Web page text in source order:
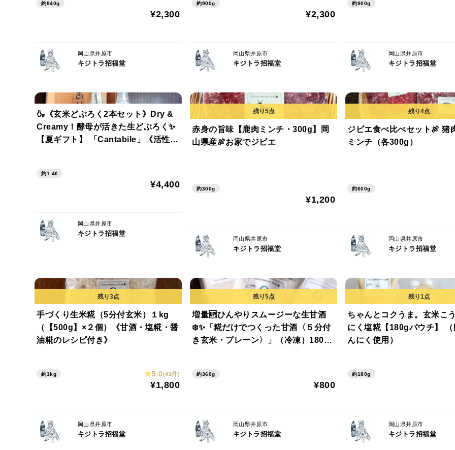
肉や魚を漬け込むと驚くほど身がふっく
す。ローストや煮込み、スープの下味、
にんにく醤油糀の使用量：素材の重量の
10g）
内容量:200g
★加熱処理をせず麹菌が生きた状態です
約840g
¥2,300
岡山県井原市
キジトラ招福堂
約900g
¥2,300
岡山県井原市
キジトラ招福堂
約900g
岡山県井原市
キジトラ招福堂
🍶《玄米どぶろく2本セット》Dry &
Creamy！酵母が活きた生どぶろく✨
【夏ギフト】 「Cantabile」《活性酵
約1.4ℓ
¥4,400
岡山県井原市
キジトラ招福堂
赤身の旨味【鹿肉ミンチ・300g】岡
山県産🍖お家でジビエ
約300g
¥1,200
岡山県井原市
キジトラ招福堂
ジビエ食べ比べセット🍖 猪
ミンチ（各300g）
約600g
岡山県井原市
キジトラ招福堂
手づくり生米糀（5分付玄米）１kg
（【500g】×２個）《甘酒・塩糀・醤
油糀のレシピ付き》
約1kg 5.0(41件)
¥1,800
岡山県井原市
キジトラ招福堂
増量🆙ひんやりスムージーな生甘酒
❄️✨「糀だけでつくった甘酒〈５分付
き玄米・プレーン〉」（冷凍）180g×
約360g
¥800
岡山県井原市
キジトラ招福堂
ちゃんとコクうま。玄米こ
にく塩糀【180gパウチ】
んにく使用）
約180g
岡山県井原市
キジトラ招福堂